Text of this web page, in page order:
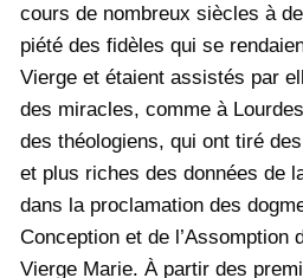
cours de nombreux siècles à
piété des fidèles qui se
Vierge et étaient assistés par
des miracles, comme à
des théologiens, qui ont tiré
et plus riches des données de
dans la proclamation des
Conception et de l’Assomption
Vierge Marie. À partir des